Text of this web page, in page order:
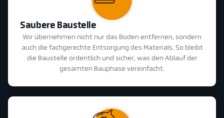
Saubere Baustelle
Wir übernehmen nicht nur das Boden entfernen, sondern
auch die fachgerechte Entsorgung des Materials. So bleibt
die Baustelle ordentlich und sicher, was den Ablauf der
gesamten Bauphase vereinfacht.